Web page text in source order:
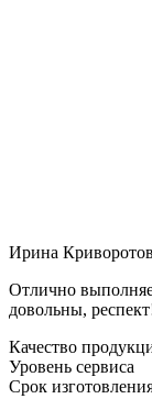
Ирина
Отлично
довольны,
Качество
Уровень сервиса
Срок